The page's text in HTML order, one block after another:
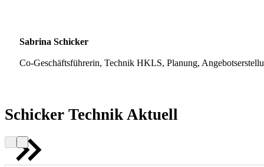
Sabrina Schicker
Co-Geschäftsführerin, Technik HKLS, Planung,
Schicker Technik Aktuell